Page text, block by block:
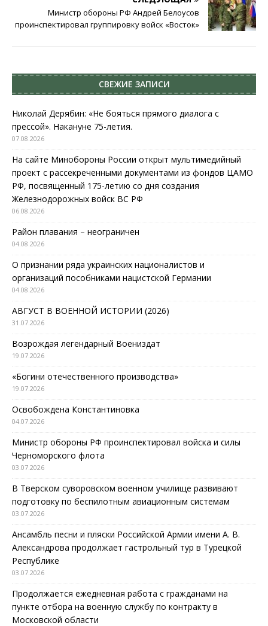
Министр обороны РФ Андрей Белоусов
проинспектировал группировку войск «Восток»
СВЕЖИЕ ЗАПИСИ
Николай Дерябин: «Не бояться прямого диалога с
прессой». Накануне 75-летия.
07.08.2026
На сайте Минобороны России открыт мультимедийный
проект с рассекреченными документами из фондов ЦАМО
РФ, посвященный 175-летию со дня создания
Железнодорожных войск ВС РФ
06.08.2026
Район плавания – неограничен
04.08.2026
О признании ряда украинских националистов и
организаций пособниками нацистской Германии
04.08.2026
АВГУСТ В ВОЕННОЙ ИСТОРИИ (2026)
31.07.2026
Возрождая легендарный Воениздат
19.07.2026
«Богини отечественного производства»
19.07.2026
Освобождена Константиновка
04.07.2026
Министр обороны РФ проинспектировал войска и силы
Черноморского флота
03.07.2026
В Тверском суворовском военном училище развивают
подготовку по беспилотным авиационным системам
03.07.2026
Ансамбль песни и пляски Российской Армии имени А. В.
Александрова продолжает гастрольный тур в Турецкой
Республике
03.07.2026
Продолжается ежедневная работа с гражданами на
пункте отбора на военную службу по контракту в
Московской области